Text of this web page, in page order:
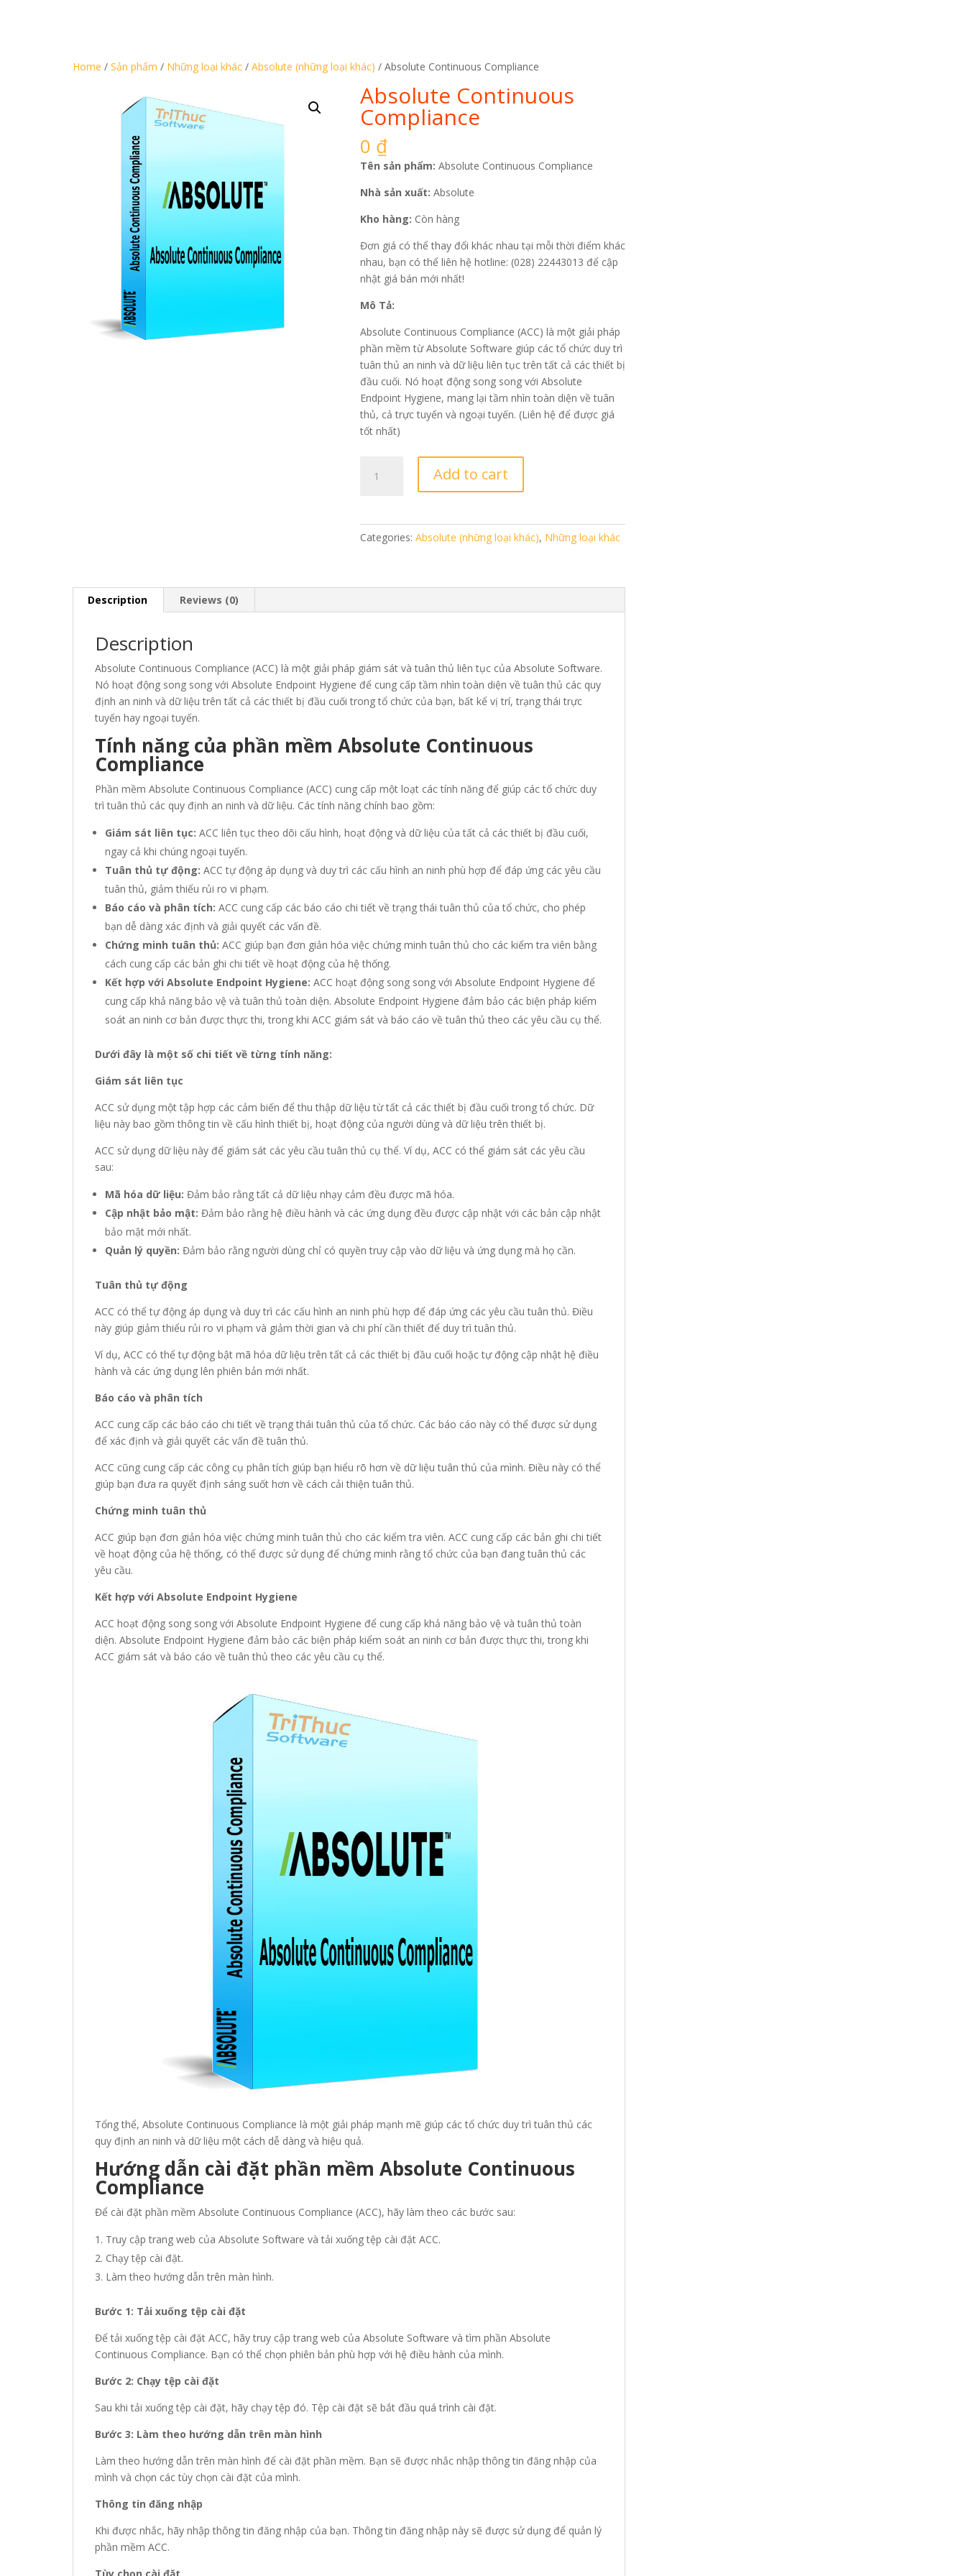
Home / Sản phẩm / Những loại khác/ Absolute (những loại khác) / Absolute Continuous Compliance
Absolute Continuous
Compliance
0 ₫
Tên sản phẩm: Absolute Continuous Compliance
Nhà sản xuất: Absolute
Kho hàng: Còn hàng
Đơn giá có thể thay đổi khác nhau tại mỗi thời điểm khác
nhau, bạn có thể liên hệ hotline: (028) 22443013 để cập
nhật giá bán mới nhất!
Mô Tả:
Absolute Continuous Compliance (ACC) là một giải pháp
phần mềm từ Absolute Software giúp các tổ chức duy trì
tuân thủ an ninh và dữ liệu liên tục trên tất cả các thiết bị
đầu cuối. Nó hoạt động song song với Absolute
Endpoint Hygiene, mang lại tầm nhìn toàn diện về tuân
thủ, cả trực tuyến và ngoại tuyến. (Liên hệ để được giá
tốt nhất)
Continuous
Add to cart
Categories:Absolute (những loại khác), Những loại khác
Description Reviews (0)
Description
Absolute Continuous Compliance (ACC) là một giải pháp giám sát và tuân thủ liên tục của Absolute Software.
Nó hoạt động song song với Absolute Endpoint Hygiene để cung cấp tầm nhìn toàn diện về tuân thủ các quy
định an ninh và dữ liệu trên tất cả các thiết bị đầu cuối trong tổ chức của bạn, bất kể vị trí, trạng thái trực
tuyến hay ngoại tuyến.
Tính năng của phần mềm Absolute Continuous
Compliance
Phần mềm Absolute Continuous Compliance (ACC) cung cấp một loạt các tính năng để giúp các tổ chức duy
trì tuân thủ các quy định an ninh và dữ liệu. Các tính năng chính bao gồm:
Giám sát liên tục: ACC liên tục theo dõi cấu hình, hoạt động và dữ liệu của tất cả các thiết bị đầu cuối,
ngay cả khi chúng ngoại tuyến.
Tuân thủ tự động: ACC tự động áp dụng và duy trì các cấu hình an ninh phù hợp để đáp ứng các yêu cầu
tuân thủ, giảm thiểu rủi ro vi phạm.
Báo cáo và phân tích: ACC cung cấp các báo cáo chi tiết về trạng thái tuân thủ của tổ chức, cho phép
bạn dễ dàng xác định và giải quyết các vấn đề.
Chứng minh tuân thủ: ACC giúp bạn đơn giản hóa việc chứng minh tuân thủ cho các kiểm tra viên bằng
cách cung cấp các bản ghi chi tiết về hoạt động của hệ thống.
Kết hợp với Absolute Endpoint Hygiene: ACC hoạt động song song với Absolute Endpoint Hygiene để
cung cấp khả năng bảo vệ và tuân thủ toàn diện. Absolute Endpoint Hygiene đảm bảo các biện pháp kiểm
soát an ninh cơ bản được thực thi, trong khi ACC giám sát và báo cáo về tuân thủ theo các yêu cầu cụ thể.
Dưới đây là một số chi tiết về từng tính năng:
Giám sát liên tục
ACC sử dụng một tập hợp các cảm biến để thu thập dữ liệu từ tất cả các thiết bị đầu cuối trong tổ chức. Dữ
liệu này bao gồm thông tin về cấu hình thiết bị, hoạt động của người dùng và dữ liệu trên thiết bị.
ACC sử dụng dữ liệu này để giám sát các yêu cầu tuân thủ cụ thể. Ví dụ, ACC có thể giám sát các yêu cầu
sau:
Mã hóa dữ liệu: Đảm bảo rằng tất cả dữ liệu nhạy cảm đều được mã hóa.
Cập nhật bảo mật: Đảm bảo rằng hệ điều hành và các ứng dụng đều được cập nhật với các bản cập nhật
bảo mật mới nhất.
Quản lý quyền: Đảm bảo rằng người dùng chỉ có quyền truy cập vào dữ liệu và ứng dụng mà họ cần.
Tuân thủ tự động
ACC có thể tự động áp dụng và duy trì các cấu hình an ninh phù hợp để đáp ứng các yêu cầu tuân thủ. Điều
này giúp giảm thiểu rủi ro vi phạm và giảm thời gian và chi phí cần thiết để duy trì tuân thủ.
Ví dụ, ACC có thể tự động bật mã hóa dữ liệu trên tất cả các thiết bị đầu cuối hoặc tự động cập nhật hệ điều
hành và các ứng dụng lên phiên bản mới nhất.
Báo cáo và phân tích
ACC cung cấp các báo cáo chi tiết về trạng thái tuân thủ của tổ chức. Các báo cáo này có thể được sử dụng
để xác định và giải quyết các vấn đề tuân thủ.
ACC cũng cung cấp các công cụ phân tích giúp bạn hiểu rõ hơn về dữ liệu tuân thủ của mình. Điều này có thể
giúp bạn đưa ra quyết định sáng suốt hơn về cách cải thiện tuân thủ.
Chứng minh tuân thủ
ACC giúp bạn đơn giản hóa việc chứng minh tuân thủ cho các kiểm tra viên. ACC cung cấp các bản ghi chi tiết
về hoạt động của hệ thống, có thể được sử dụng để chứng minh rằng tổ chức của bạn đang tuân thủ các
yêu cầu.
Kết hợp với Absolute Endpoint Hygiene
ACC hoạt động song song với Absolute Endpoint Hygiene để cung cấp khả năng bảo vệ và tuân thủ toàn
diện. Absolute Endpoint Hygiene đảm bảo các biện pháp kiểm soát an ninh cơ bản được thực thi, trong khi
ACC giám sát và báo cáo về tuân thủ theo các yêu cầu cụ thể.
Tổng thể, Absolute Continuous Compliance là một giải pháp mạnh mẽ giúp các tổ chức duy trì tuân thủ các
quy định an ninh và dữ liệu một cách dễ dàng và hiệu quả.
Hướng dẫn cài đặt phần mềm Absolute Continuous
Compliance
Để cài đặt phần mềm Absolute Continuous Compliance (ACC), hãy làm theo các bước sau:
Truy cập trang web của Absolute Software và tải xuống tệp cài đặt ACC.
Chạy tệp cài đặt.
Làm theo hướng dẫn trên màn hình.
Bước 1: Tải xuống tệp cài đặt
Để tải xuống tệp cài đặt ACC, hãy truy cập trang web của Absolute Software và tìm phần Absolute
Continuous Compliance. Bạn có thể chọn phiên bản phù hợp với hệ điều hành của mình.
Bước 2: Chạy tệp cài đặt
Sau khi tải xuống tệp cài đặt, hãy chạy tệp đó. Tệp cài đặt sẽ bắt đầu quá trình cài đặt.
Bước 3: Làm theo hướng dẫn trên màn hình
Làm theo hướng dẫn trên màn hình để cài đặt phần mềm. Bạn sẽ được nhắc nhập thông tin đăng nhập của
mình và chọn các tùy chọn cài đặt của mình.
Thông tin đăng nhập
Khi được nhắc, hãy nhập thông tin đăng nhập của bạn. Thông tin đăng nhập này sẽ được sử dụng để quản lý
phần mềm ACC.